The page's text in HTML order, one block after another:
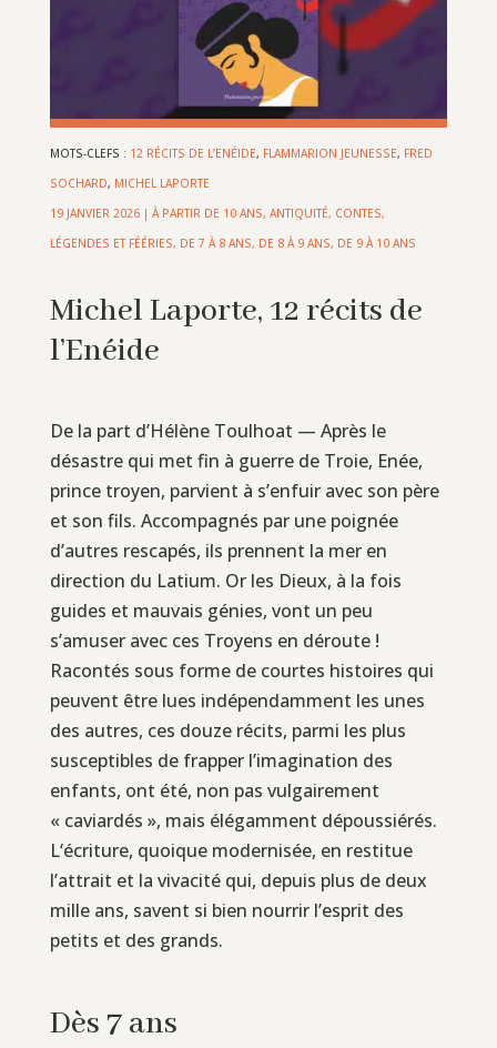
MOTS-CLEFS : 12 RÉCITS DE L’ENÉIDE, FLAMMARION JEUNESSE, FRED
SOCHARD, MICHEL LAPORTE
19 JANVIER 2026| À PARTIR DE 10 ANS, ANTIQUITÉ, CONTES,
LÉGENDES ET FÉÉRIES, DE 7 À 8 ANS, DE 8 À 9 ANS, DE 9 À 10 ANS
Michel Laporte, 12 récits de
l’Enéide
De la part d’Hélène Toulhoat — Après le
désastre qui met fin à guerre de Troie, Enée,
prince troyen, parvient à s’enfuir avec son père
et son fils. Accompagnés par une poignée
d’autres rescapés, ils prennent la mer en
direction du Latium. Or les Dieux, à la fois
guides et mauvais génies, vont un peu
s’amuser avec ces Troyens en déroute !
Racontés sous forme de courtes histoires qui
peuvent être lues indépendamment les unes
des autres, ces douze récits, parmi les plus
susceptibles de frapper l’imagination des
enfants, ont été, non pas vulgairement
« caviardés », mais élégamment dépoussiérés.
L‘écriture, quoique modernisée, en restitue
l’attrait et la vivacité qui, depuis plus de deux
mille ans, savent si bien nourrir l’esprit des
petits et des grands.
Dès 7 ans